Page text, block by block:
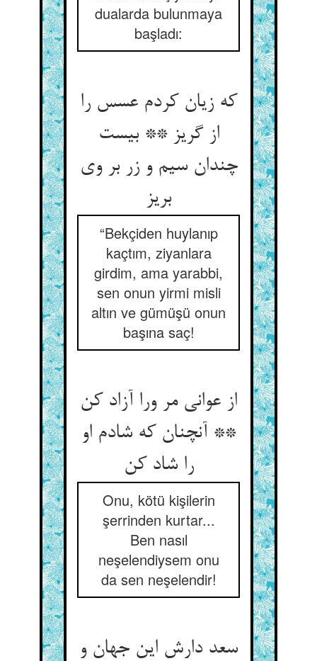
dualarda bulunmaya
başladı:
که زیان کردم عسس را
از گریز ** بیست
چندان سیم و زر بر وی
بریز
“Bekçiden huylanıp
kaçtım, ziyanlara
girdim, ama yarabbi,
sen onun yirmi misli
altın ve gümüşü onun
başına saç!
از عوانی مر ورا آزاد کن
** آنچنان که شادم او
را شاد کن
Onu, kötü kişilerin
şerrinden kurtar...
Ben nasıl
neşelendiysem onu
da sen neşelendir!
سعد دارش این جهان و